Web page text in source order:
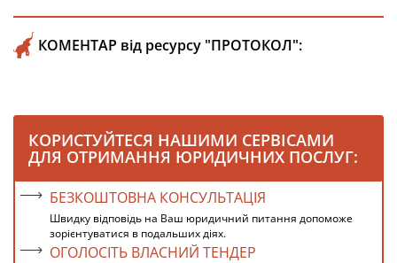
КОМЕНТАР від ресурсу "ПРОТОКОЛ":
КОРИСТУЙТЕСЯ НАШИМИ СЕРВІСАМИ
ДЛЯ ОТРИМАННЯ ЮРИДИЧНИХ ПОСЛУГ:
БЕЗКОШТОВНА КОНСУЛЬТАЦІЯ
Швидку відповідь на Ваш юридичний питання допоможе
зорієнтуватися в подальших діях.
ОГОЛОСІТЬ ВЛАСНИЙ ТЕНДЕР